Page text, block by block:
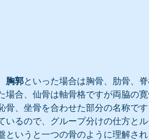
胸郭といった場合は胸骨、肋骨、
場合、仙骨は軸骨格ですが両脇の
骨、坐骨を合わせた部分の名称で
いるので、グループ分けの仕方と
というと一つの骨のように理解さ